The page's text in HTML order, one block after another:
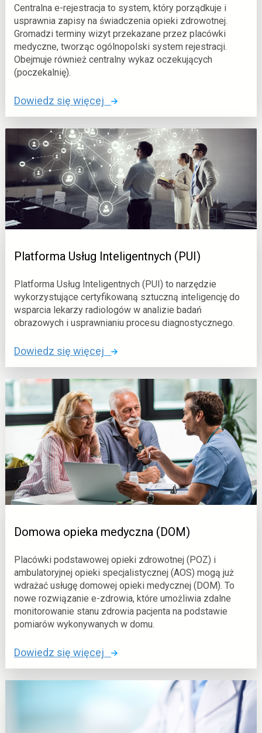
Centralna e-rejestracja to system, który porządkuje i
usprawnia zapisy na świadczenia opieki zdrowotnej.
Gromadzi terminy wizyt przekazane przez placówki
medyczne, tworząc ogólnopolski system rejestracji.
Obejmuje również centralny wykaz oczekujących
(poczekalnię).
Dowiedz się więcej
o
:
C
e
n
t
r
a
l
n
&
b
s
p
e
r
e
j
e
s
t
r
c
Platforma Usług Inteligentnych (PUI)
Platforma Usług Inteligentnych (PUI) to narzędzie
wykorzystujące certyfikowaną sztuczną inteligencję do
wsparcia lekarzy radiologów w analizie badań
obrazowych i usprawnianiu procesu diagnostycznego.
Dowiedz się więcej
o
:
P
l
a
t
f
o
r
m
u
g
I
n
t
e
i
g
Domowa opieka medyczna (DOM)
Placówki podstawowej opieki zdrowotnej (POZ) i
ambulatoryjnej opieki specjalistycznej (AOS) mogą już
wdrażać usługę domowej opieki medycznej (DOM). To
nowe rozwiązanie e-zdrowia, które umożliwia zdalne
monitorowanie stanu zdrowia pacjenta na podstawie
pomiarów wykonywanych w domu.
Dowiedz się więcej
o
:
D